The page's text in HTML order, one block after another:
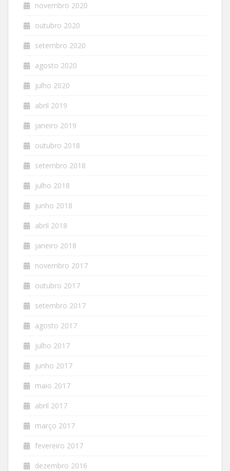
novembro 2020
outubro 2020
setembro 2020
agosto 2020
julho 2020
abril 2019
janeiro 2019
outubro 2018
setembro 2018
julho 2018
junho 2018
abril 2018
janeiro 2018
novembro 2017
outubro 2017
setembro 2017
agosto 2017
julho 2017
junho 2017
maio 2017
abril 2017
março 2017
fevereiro 2017
dezembro 2016